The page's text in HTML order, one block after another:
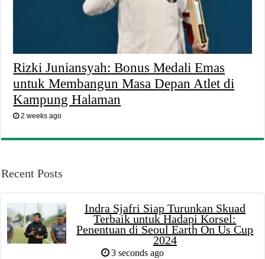
Rizki Juniansyah: Bonus Medali Emas
untuk Membangun Masa Depan Atlet di
Kampung Halaman
2 weeks ago
Recent Posts
Indra Sjafri Siap Turunkan Skuad
Terbaik untuk Hadapi Korsel:
Penentuan di Seoul Earth On Us Cup
2024
3 seconds ago